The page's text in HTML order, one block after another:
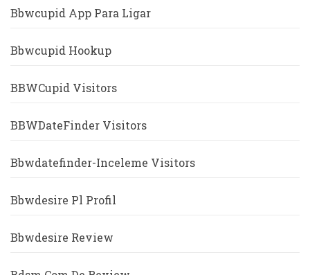
Bbwcupid App Para Ligar
Bbwcupid Hookup
BBWCupid Visitors
BBWDateFinder Visitors
Bbwdatefinder-Inceleme Visitors
Bbwdesire Pl Profil
Bbwdesire Review